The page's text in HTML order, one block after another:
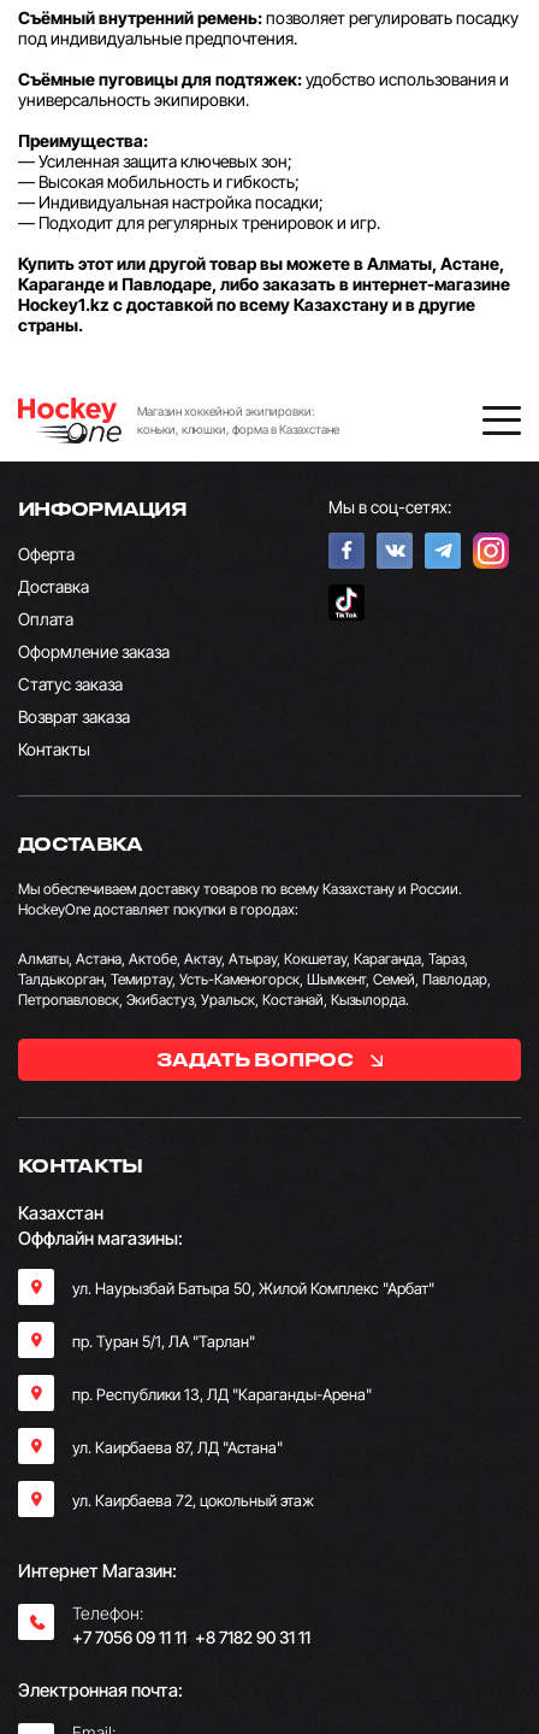
Съёмный внутренний ремень:позволяет регулировать посадку
под индивидуальные предпочтения.
Съёмные пуговицы для подтяжек:удобство использования и
универсальность экипировки.
Преимущества:
— Усиленная защита ключевых зон;
— Высокая мобильность и гибкость;
— Индивидуальная настройка посадки;
— Подходит для регулярных тренировок и игр.
Купить этот или другой товар вы можете в Алматы, Астане,
Караганде и Павлодаре, либо заказать в интернет-магазине
Hockey1.kz с доставкой по всему Казахстану и в другие
страны.
Магазин хоккейной экипировки:
коньки, клюшки, форма в Казахстане
ИНФОРМАЦИЯ
Оферта
Доставка
Оплата
Оформление заказа
Статус заказа
Возврат заказа
Контакты
Мы в соц-сетях:
КОНТАКТЫ
Казахстан
Оффлайн магазины:
ул. Наурызбай Батыра 50, Жилой Комплекс "Арбат"
пр. Туран 5/1, ЛА "Тарлан"
пр. Республики 13, ​ЛД "Караганды-Арена"
ул. Каирбаева 87, ЛД "Астана"
ул. Каирбаева 72, цокольный этаж
Интернет Магазин:
Телефон:
+7 7056 09 11 11; +8 7182 90 31 11
Электронная почта:
ДОСТАВКА
Мы обеспечиваем доставку товаров по всему Казахстану и России.
HockeyOne доставляет покупки в городах:
Алматы, Астана, Актобе, Актау, Атырау, Кокшетау, Караганда, Тараз,
Талдыкорган, Темиртау, Усть-Каменогорск, Шымкент, Семей, Павлодар,
Петропавловск, Экибастуз, Уральск, Костанай, Кызылорда.
ЗАДАТЬ ВОПРОС